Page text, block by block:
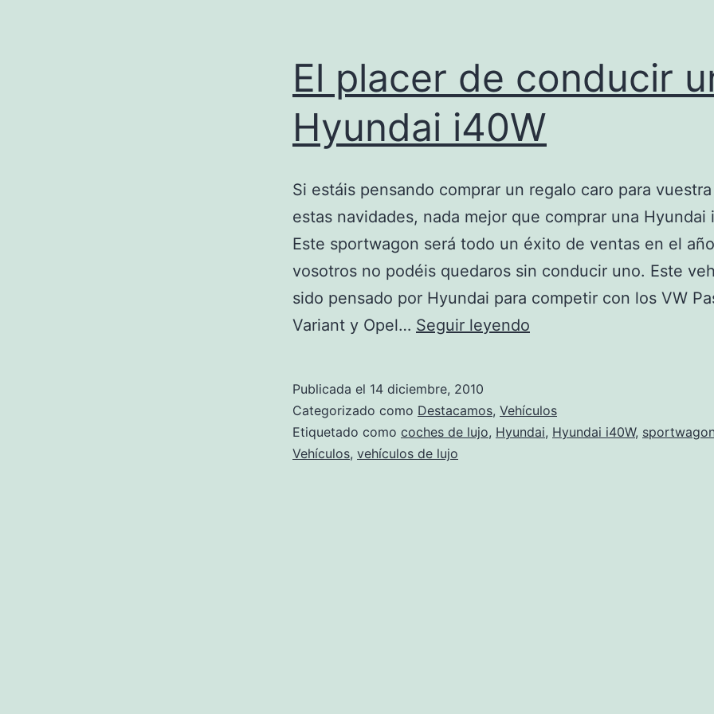
El placer de conducir
Hyundai i40W
Si estáis pensando comprar un regalo caro para
estas navidades, nada mejor que comprar una Hyundai
Este sportwagon será todo un éxito de ventas en el
vosotros no podéis quedaros sin conducir uno. Este
sido pensado por Hyundai para competir con los VW
Variant y Opel… Seguir leyendo
conducir
una
Publicada el 14 diciembre, 2010
Categorizado como Destacamos, Vehículos
Etiquetado como coches de lujo, Hyundai, Hyundai i40W,
Vehículos, vehículos de lujo